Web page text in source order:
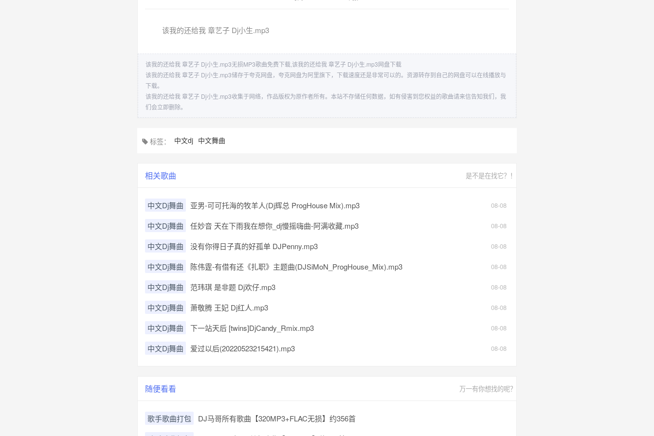
该我的还给我 章艺子 Dj小生.mp3
该我的还给我 章艺子 Dj小生.mp3无损MP3歌曲免费下载,该我的还给我 章艺子 Dj小生.mp3网盘下载
该我的还给我 章艺子 Dj小生.mp3储存于夸克网盘，夸克网盘为阿里旗下，下载速度还是非常可以的。资源转存到自己的网盘可以在线播放与
下载。
该我的还给我 章艺子 Dj小生.mp3收集于网络，作品版权为原作者所有。本站不存储任何数据，如有侵害到您权益的歌曲请来信告知我们，我
们会立即删除。
标签： 中文dj 中文舞曲
相关歌曲 是不是在找它？！
08-08
中文Dj舞曲 亚男-可可托海的牧羊人(Dj辉总 ProgHouse Mix).mp3
08-08
中文Dj舞曲 任妙音 天在下雨我在想你_dj慢摇嗨曲-阿满收藏.mp3
08-08
中文Dj舞曲 没有你得日子真的好孤单 DJPenny.mp3
08-08
中文Dj舞曲 陈伟霆-有借有还《扎职》主题曲(DJSiMoN_ProgHouse_Mix).mp3
08-08
中文Dj舞曲 范玮琪 是非题 Dj欢仔.mp3
08-08
中文Dj舞曲 萧敬腾 王妃 Dj红人.mp3
08-08
中文Dj舞曲 下一站天后 [twins]DjCandy_Rmix.mp3
08-08
中文Dj舞曲 爱过以后(20220523215421).mp3
随便看看 万一有你想找的呢？
歌手歌曲打包
DJ马哥所有歌曲【320MP3+FLAC无损】约356首